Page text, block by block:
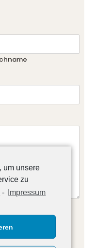
um unsere
zu
- Impressum